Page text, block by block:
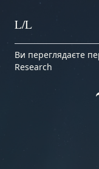
Skip to content
L/L
Ви переглядаєте
Research